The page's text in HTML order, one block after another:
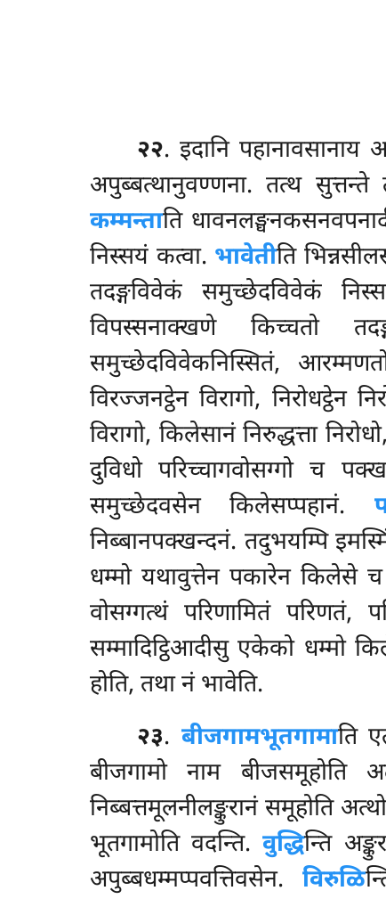
२२. इदानि पहानावसानाय
अपुब्बत्थानुवण्णना. तत्थ सुत्तन्ते
कम्मन्ताति
निस्सयं कत्वा. भावेतीति
तदङ्गविवेकं समुच्छेदविवेकं
विपस्सनाक्खणे किच्चतो
समुच्छेदविवेकनिस्सितं,
विरज्जनट्ठेन विरागो, निरोधट्ठेन
विरागो, किलेसानं निरुद्धत्ता
दुविधो परिच्चागवोसग्गो च
समुच्छेदवसेन किलेसप्पहानं.
निब्बानपक्खन्दनं. तदुभयम्पि
धम्मो यथावुत्तेन पकारेन किलेसे
वोसग्गत्थं परिणामितं परिणतं,
सम्मादिट्ठिआदीसु एकेको धम्मो
होति, तथा नं भावेति.
२३. बीजगामभूतगामाति
बीजगामो नाम बीजसमूहोति
निब्बत्तमूलनीलङ्कुरानं समूहोति
भूतगामोति वदन्ति.वुद्धिन्ति
अपुब्बधम्मप्पवत्तिवसेन. विरुळि